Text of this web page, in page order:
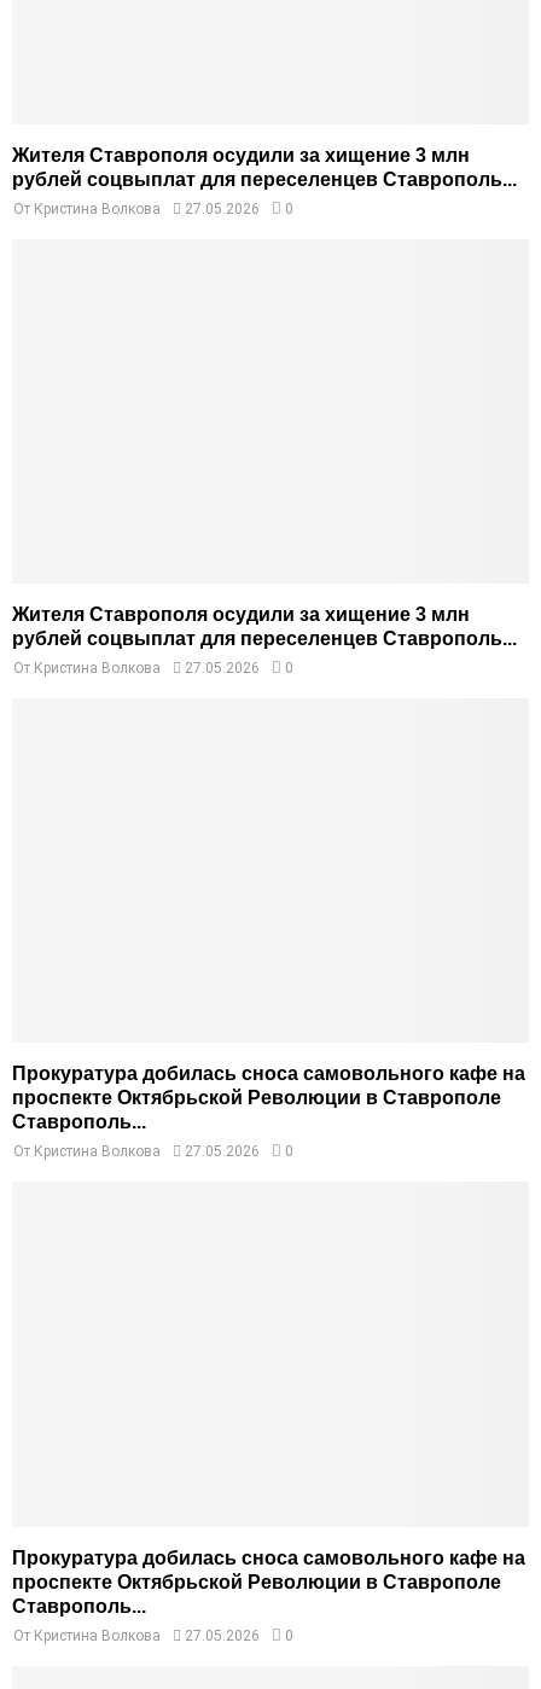
Жителя Ставрополя осудили за хищение 3 млн
рублей соцвыплат для переселенцев Ставрополь...
От Кристина Волкова 27.05.2026 0
Жителя Ставрополя осудили за хищение 3 млн
рублей соцвыплат для переселенцев Ставрополь...
От Кристина Волкова 27.05.2026 0
Прокуратура добилась сноса самовольного кафе на
проспекте Октябрьской Революции в Ставрополе
Ставрополь...
От Кристина Волкова 27.05.2026 0
Прокуратура добилась сноса самовольного кафе на
проспекте Октябрьской Революции в Ставрополе
Ставрополь...
От Кристина Волкова 27.05.2026 0